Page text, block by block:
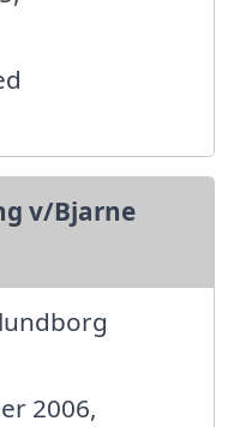
v/Bjarne
2006,